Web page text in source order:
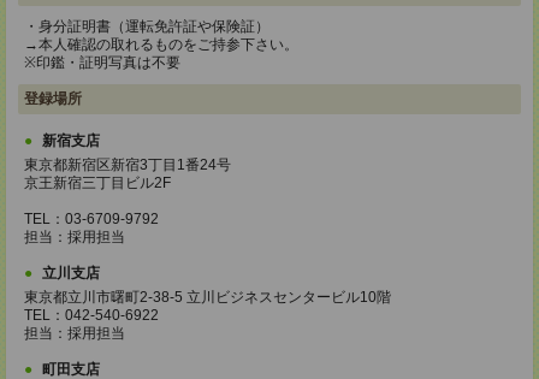
・身分証明書（運転免許証や保険証）
→本人確認の取れるものをご持参下さい。
※印鑑・証明写真は不要
登録場所
新宿支店
東京都新宿区新宿3丁目1番24号
京王新宿三丁目ビル2F
TEL：03-6709-9792
担当：採用担当
立川支店
東京都立川市曙町2-38-5 立川ビジネスセンタービル10階
TEL：042-540-6922
担当：採用担当
町田支店